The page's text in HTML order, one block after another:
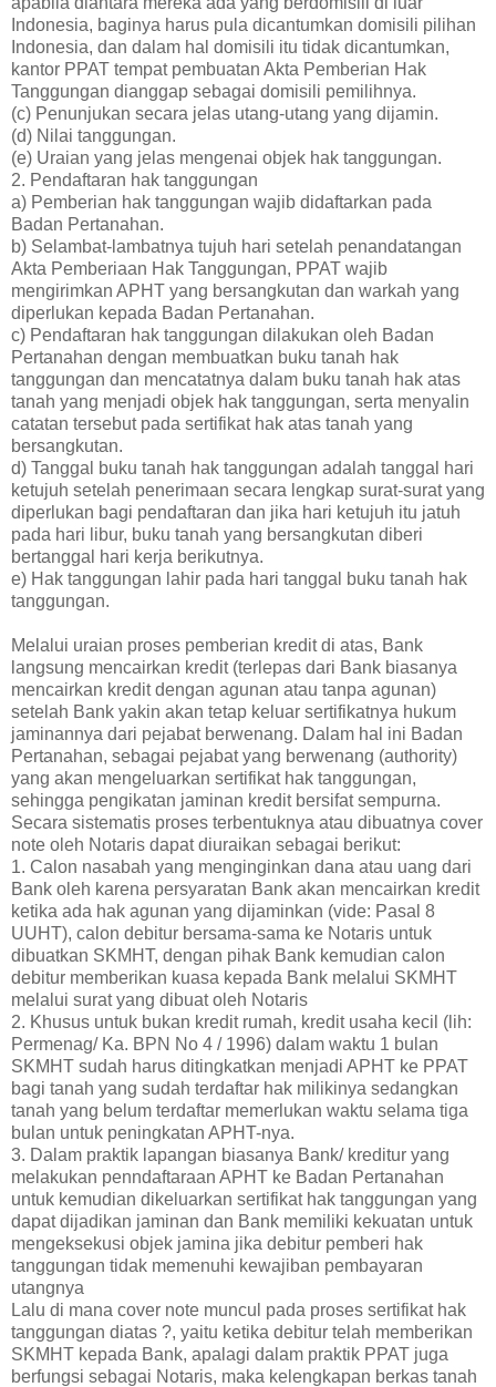
Indonesia, baginya harus pula dicantumkan domisili pilihan
Indonesia, dan dalam hal domisili itu tidak dicantumkan,
kantor PPAT tempat pembuatan Akta Pemberian Hak
Tanggungan dianggap sebagai domisili pemilihnya.
(c) Penunjukan secara jelas utang-utang yang dijamin.
(d) Nilai tanggungan.
(e) Uraian yang jelas mengenai objek hak tanggungan.
2. Pendaftaran hak tanggungan
a) Pemberian hak tanggungan wajib didaftarkan pada
Badan Pertanahan.
b) Selambat-lambatnya tujuh hari setelah penandatangan
Akta Pemberiaan Hak Tanggungan, PPAT wajib
mengirimkan APHT yang bersangkutan dan warkah yang
diperlukan kepada Badan Pertanahan.
c) Pendaftaran hak tanggungan dilakukan oleh Badan
Pertanahan dengan membuatkan buku tanah hak
tanggungan dan mencatatnya dalam buku tanah hak atas
tanah yang menjadi objek hak tanggungan, serta menyalin
catatan tersebut pada sertifikat hak atas tanah yang
bersangkutan.
d) Tanggal buku tanah hak tanggungan adalah tanggal hari
ketujuh setelah penerimaan secara lengkap surat-surat yang
diperlukan bagi pendaftaran dan jika hari ketujuh itu jatuh
pada hari libur, buku tanah yang bersangkutan diberi
bertanggal hari kerja berikutnya.
e) Hak tanggungan lahir pada hari tanggal buku tanah hak
tanggungan.
Melalui uraian proses pemberian kredit di atas, Bank
langsung mencairkan kredit (terlepas dari Bank biasanya
mencairkan kredit dengan agunan atau tanpa agunan)
setelah Bank yakin akan tetap keluar sertifikatnya hukum
jaminannya dari pejabat berwenang. Dalam hal ini Badan
Pertanahan, sebagai pejabat yang berwenang (authority)
yang akan mengeluarkan sertifikat hak tanggungan,
sehingga pengikatan jaminan kredit bersifat sempurna.
Secara sistematis proses terbentuknya atau dibuatnya cover
note oleh Notaris dapat diuraikan sebagai berikut:
1. Calon nasabah yang menginginkan dana atau uang dari
Bank oleh karena persyaratan Bank akan mencairkan kredit
ketika ada hak agunan yang dijaminkan (vide: Pasal 8
UUHT), calon debitur bersama-sama ke Notaris untuk
dibuatkan SKMHT, dengan pihak Bank kemudian calon
debitur memberikan kuasa kepada Bank melalui SKMHT
melalui surat yang dibuat oleh Notaris
2. Khusus untuk bukan kredit rumah, kredit usaha kecil (lih:
Permenag/ Ka. BPN No 4 / 1996) dalam waktu 1 bulan
SKMHT sudah harus ditingkatkan menjadi APHT ke PPAT
bagi tanah yang sudah terdaftar hak milikinya sedangkan
tanah yang belum terdaftar memerlukan waktu selama tiga
bulan untuk peningkatan APHT-nya.
3. Dalam praktik lapangan biasanya Bank/ kreditur yang
melakukan penndaftaraan APHT ke Badan Pertanahan
untuk kemudian dikeluarkan sertifikat hak tanggungan yang
dapat dijadikan jaminan dan Bank memiliki kekuatan untuk
mengeksekusi objek jamina jika debitur pemberi hak
tanggungan tidak memenuhi kewajiban pembayaran
utangnya
Lalu di mana cover note muncul pada proses sertifikat hak
tanggungan diatas ?, yaitu ketika debitur telah memberikan
SKMHT kepada Bank, apalagi dalam praktik PPAT juga
berfungsi sebagai Notaris, maka kelengkapan berkas tanah